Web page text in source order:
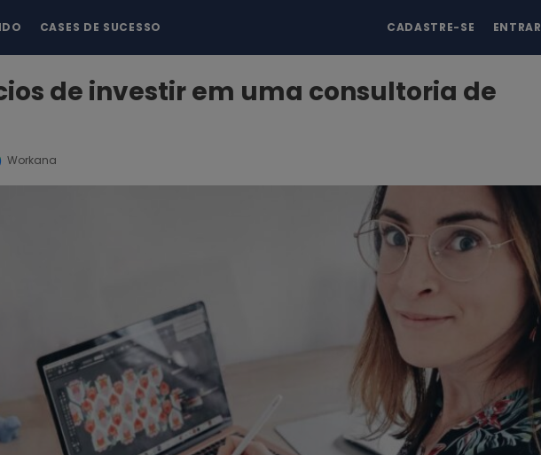
CASES DE SUCESSO CADASTRE-SE ENTRAR
de investir em uma consultoria de
Workana